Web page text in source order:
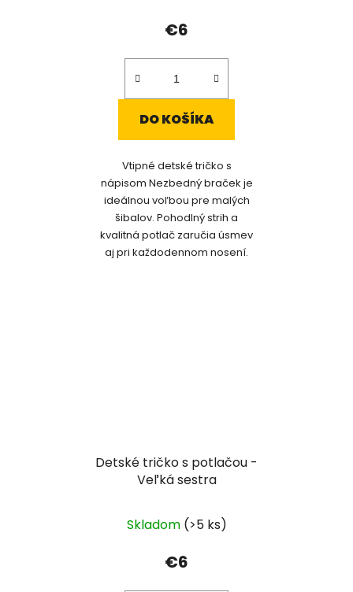
€6
DO KOŠÍKA
Vtipné detské tričko s
nápisom Nezbedný braček je
ideálnou voľbou pre malých
šibalov. Pohodlný strih a
kvalitná potlač zaručia úsmev
aj pri každodennom nosení.
Detské tričko s potlačou -
Veľká sestra
Skladom (>5 ks)
€6